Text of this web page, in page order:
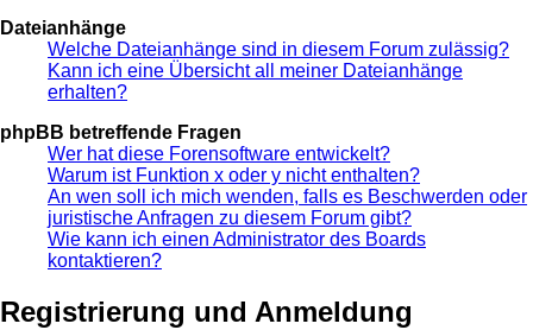
Dateianhänge
Welche Dateianhänge sind in diesem Forum zulässig?
Kann ich eine Übersicht all meiner Dateianhänge
erhalten?
phpBB betreffende Fragen
Wer hat diese Forensoftware entwickelt?
Warum ist Funktion x oder y nicht enthalten?
An wen soll ich mich wenden, falls es Beschwerden oder
juristische Anfragen zu diesem Forum gibt?
Wie kann ich einen Administrator des Boards
kontaktieren?
Registrierung und Anmeldung